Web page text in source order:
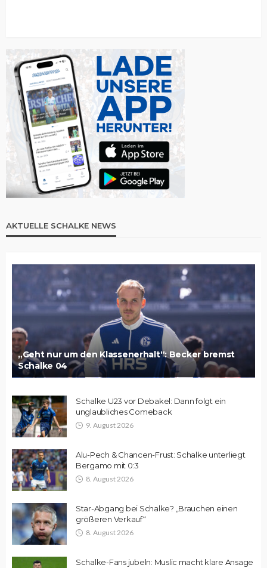
AKTUELLE SCHALKE NEWS
„Geht nur um den Klassenerhalt“: Becker bremst
Schalke 04
Schalke U23 vor Debakel: Dann folgt ein
unglaubliches Comeback
9. August 2026
Alu-Pech & Chancen-Frust: Schalke unterliegt
Bergamo mit 0:3
8. August 2026
Star-Abgang bei Schalke? „Brauchen einen
größeren Verkauf“
8. August 2026
Schalke-Fans jubeln: Muslic macht klare Ansage